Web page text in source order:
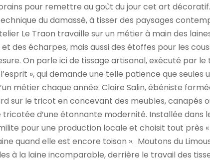
pour remettre au goût du jour cet art décoratif.
du damassé, à tisser des paysages
Le Traon travaille sur un métier à main des
des écharpes, mais aussi des étoffes pour les
On parle ici de tissage artisanal, exécuté par le
», qui demande une telle patience que seules
métier chaque année. Claire Salin, ébéniste
sur le tricot en concevant des meubles, canapés
tricotée d’une étonnante modernité. Installée dans
pour une production locale et choisit tout près
quand elle est encore toison ». Moutons du
à la laine incomparable, derrière le travail des